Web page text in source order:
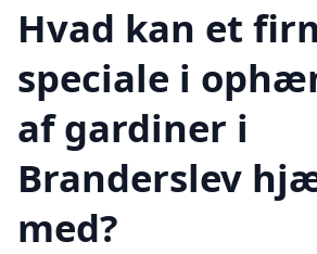
Hvad kan et
speciale i
af gardiner i
Branderslev
med?